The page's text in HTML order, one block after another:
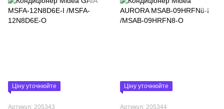
Ціну уточнюйте
Артикул: 205343
Ціну уточнюйте
Артикул: 205344